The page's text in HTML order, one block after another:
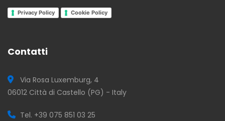
Privacy Policy Cookie Policy
Contatti
Via Rosa Luxemburg, 4
06012 Città di Castello (PG) - Italy
Tel. +39 075 851 03 25